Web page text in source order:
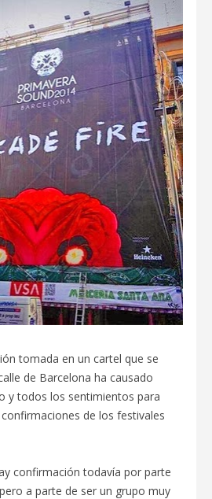
tomada en un cartel que se
de Barcelona ha causado
y todos los sentimientos para
de los festivales
confirmación todavía por parte
a parte de ser un grupo muy